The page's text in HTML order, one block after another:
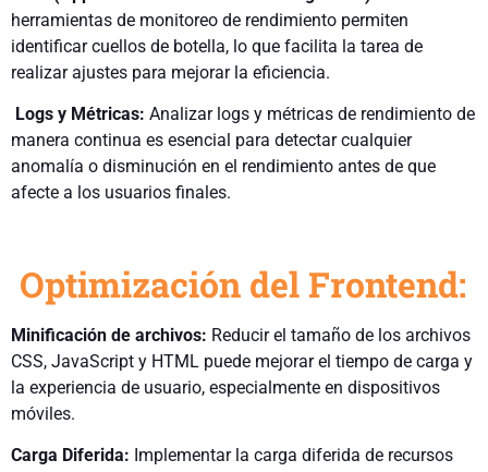
herramientas de monitoreo de rendimiento permiten
identificar cuellos de botella, lo que facilita la tarea de
realizar ajustes para mejorar la eficiencia.
Logs y Métricas: Analizar logs y métricas de rendimiento de
manera continua es esencial para detectar cualquier
anomalía o disminución en el rendimiento antes de que
afecte a los usuarios finales.
Optimización del Frontend:
Minificación de archivos: Reducir el tamaño de los archivos
CSS, JavaScript y HTML puede mejorar el tiempo de carga y
la experiencia de usuario, especialmente en dispositivos
móviles.
Carga Diferida: Implementar la carga diferida de recursos